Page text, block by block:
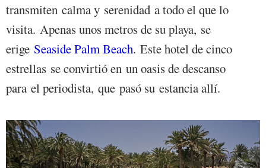
transmiten calma y serenidad a todo el que lo
visita. Apenas unos metros de su playa, se
erige Seaside Palm Beach. Este hotel de cinco
estrellas se convirtió en un oasis de descanso
para el periodista, que pasó su estancia allí.